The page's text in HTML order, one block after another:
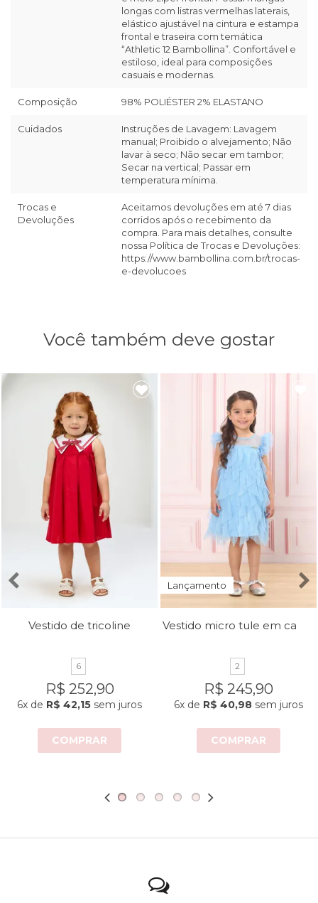
longas com listras vermelhas laterais,
elástico ajustável na cintura e estampa
frontal e traseira com temática
“Athletic 12 Bambollina”. Confortável e
estiloso, ideal para composições
casuais e modernas.
Composição 98% POLIÉSTER 2% ELASTANO
Cuidados
Instruções de Lavagem: Lavagem
manual; Proibido o alvejamento; Não
lavar à seco; Não secar em tambor;
Secar na vertical; Passar em
temperatura mínima.
Trocas e
Devoluções
Aceitamos devoluções em até 7 dias
corridos após o recebimento da
compra. Para mais detalhes, consulte
nossa Política de Trocas e Devoluções:
https://www.bambollina.com.br/trocas-
e-devolucoes
Você também deve gostar
Vestido de tricoline
6
R$ 252,90
6x de R$ 42,15 sem juros
COMPRAR
Lançamento
2
R$ 245,90
6x de R$ 40,98 sem juros
COMPRAR